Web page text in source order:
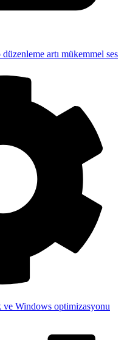
artı mükemmel ses
ve Windows optimizasyonu